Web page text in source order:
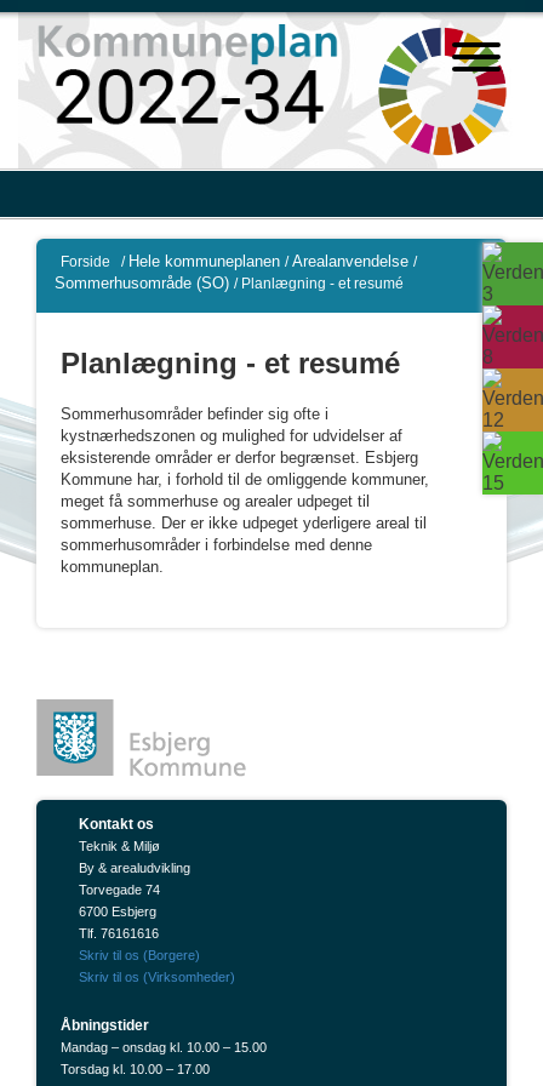
Forside / Hele kommuneplanen / Arealanvendelse /
Sommerhusområde (SO) / Planlægning - et resumé
Planlægning - et resumé
Sommerhusområder befinder sig ofte i
kystnærhedszonen og mulighed for udvidelser af
eksisterende områder er derfor begrænset. Esbjerg
Kommune har, i forhold til de omliggende kommuner,
meget få sommerhuse og arealer udpeget til
sommerhuse. Der er ikke udpeget yderligere areal til
sommerhusområder i forbindelse med denne
kommuneplan.
Kontakt os
Teknik & Miljø
By & arealudvikling
Torvegade 74
6700 Esbjerg
Tlf. 76161616
Skriv til os (Borgere)
Skriv til os (Virksomheder)
Åbningstider
Mandag – onsdag kl. 10.00 – 15.00
Torsdag kl. 10.00 – 17.00